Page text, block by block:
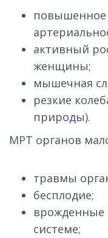
активный
женщины;
мышечная
резкие
природы).
МРТ органов
травмы
бесплодие;
врожденные
системе;